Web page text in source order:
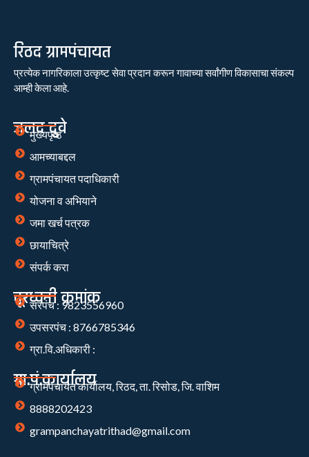
रिठद ग्रामपंचायत
प्रत्येक नागरिकाला उत्कृष्ट सेवा प्रदान करून गावाच्या सर्वांगीण विकासाचा संकल्प
आम्ही केला आहे.
जलद दुवे
मुख्यपृष्ठ
आमच्याबद्दल
ग्रामपंचायत पदाधिकारी
योजना व अभियाने
जमा खर्च पत्रक
छायाचित्रे
संपर्क करा
दूरध्वनी क्रमांक
सरपंच : 9823556960
उपसरपंच : 8766785346
ग्रा.वि.अधिकारी :
ग्रा.पं.कार्यालय
ग्रामपंचायत कार्यालय, रिठद, ता. रिसोड, जि. वाशिम
8888202423
grampanchayatrithad@gmail.com